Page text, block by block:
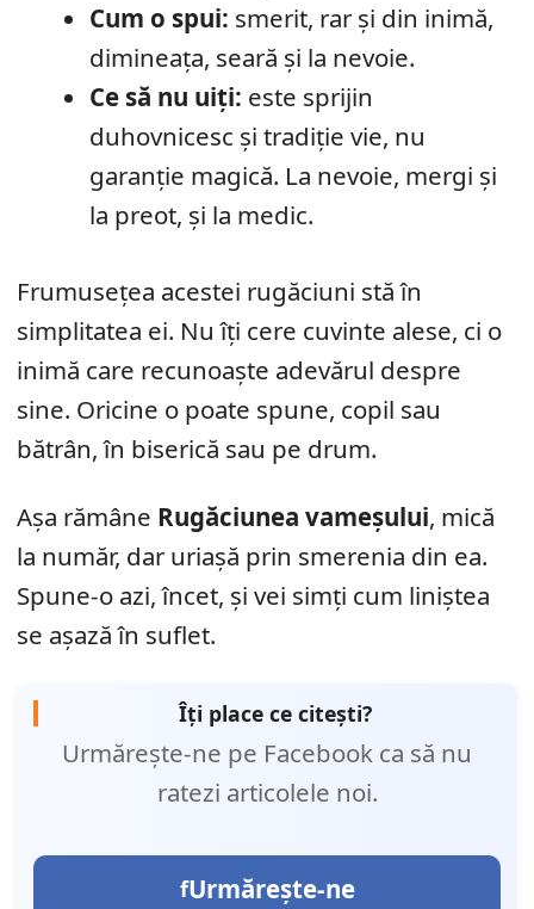
Cum o spui: smerit, rar și din inimă,
dimineața, seară și la nevoie.
Ce să nu uiți: este sprijin
duhovnicesc și tradiție vie, nu
garanție magică. La nevoie, mergi și
la preot, și la medic.
Frumusețea acestei rugăciuni stă în
simplitatea ei. Nu îți cere cuvinte alese, ci o
inimă care recunoaște adevărul despre
sine. Oricine o poate spune, copil sau
bătrân, în biserică sau pe drum.
Așa rămâne Rugăciunea vameșului, mică
la număr, dar uriașă prin smerenia din ea.
Spune-o azi, încet, și vei simți cum liniștea
se așază în suflet.
Îți place ce citești?
Urmărește-ne pe Facebook ca să nu
ratezi articolele noi.
Urmărește-ne